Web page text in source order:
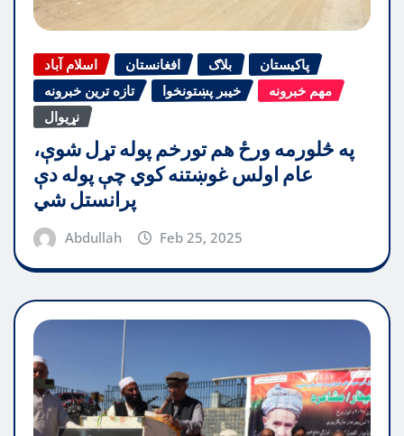
اسلام آباد افغانستان بلاګ
پاکیستان
تازه ترین خبرونه
خیبر پښتونخوا
مهم خبرونه
نړیوال
په څلورمه ورځ هم تورخم پوله تړل شوې،
عام اولس غوښتنه کوي چې پوله دې
پرانستل شي
Abdullah Feb 25, 2025